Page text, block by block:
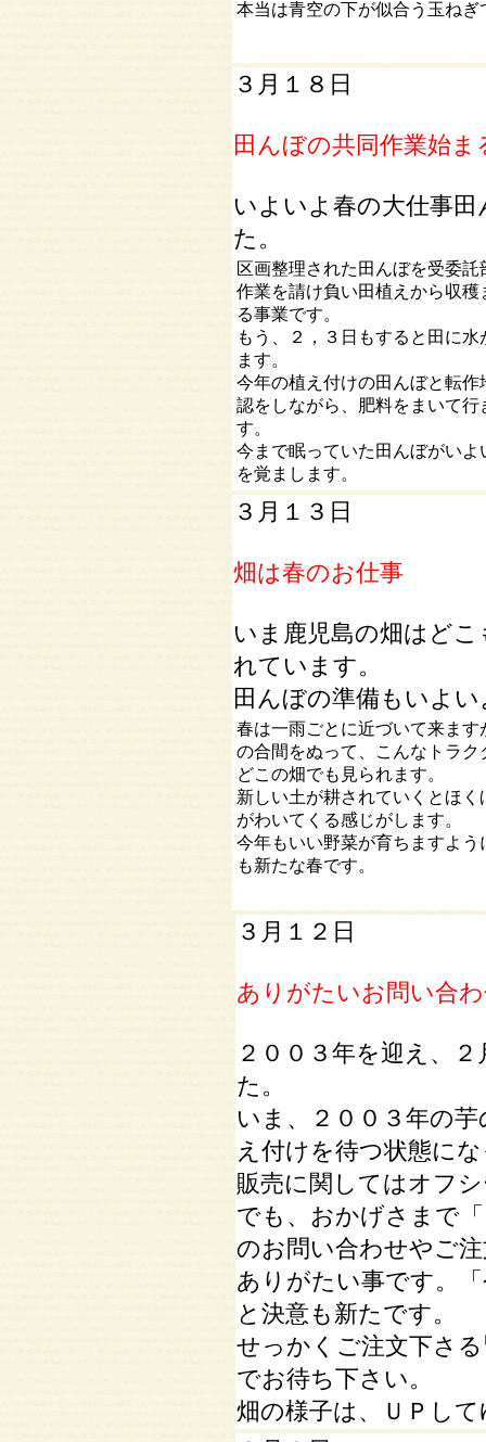
本当は青空の下が似合う玉ねぎ
３月１８日
田んぼの共同作業始ま
いよいよ春の大仕事
た。
区画整理された田んぼを受委託
作業を請け負い田植えから収穫
る事業です。
もう、２，３日もすると田に水
ます。
今年の植え付けの田んぼと転作
認をしながら、肥料をまいて行
す。
今まで眠っていた田んぼがいよ
を覚まします。
３月１３日
畑は春のお仕事
いま鹿児島の畑はど
れています。
田んぼの準備もいよ
春は一雨ごとに近づいて来ます
の合間をぬって、こんなトラク
どこの畑でも見られます。
新しい土が耕されていくとほく
がわいてくる感じがします。
今年もいい野菜が育ちますよう
も新たな春です。
３月１２日
ありがたいお問い合
２００３年を迎え、
た。
いま、２００３年の
え付けを待つ状態に
販売に関してはオフ
でも、おかげさまで
のお問い合わせやご
ありがたい事です。
と決意も新たです。
せっかくご注文下さ
でお待ち下さい。
畑の様子は、ＵＰし